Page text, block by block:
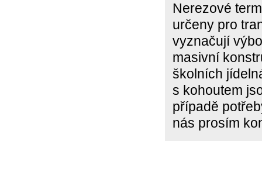
Nerezové
určeny pro
vyznačují
masivní
školních
s kohoutem
případě
nás prosím